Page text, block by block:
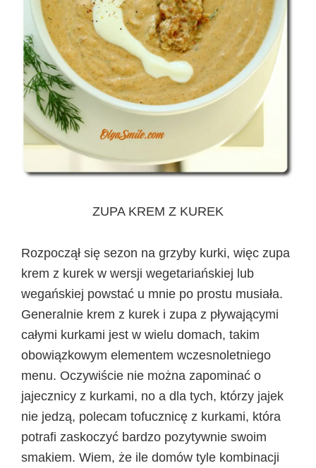
ZUPA KREM Z KUREK
Rozpoczął się sezon na grzyby kurki, więc zupa
krem z kurek w wersji wegetariańskiej lub
wegańskiej powstać u mnie po prostu musiała.
Generalnie krem z kurek i zupa z pływającymi
całymi kurkami jest w wielu domach, takim
obowiązkowym elementem wczesnoletniego
menu. Oczywiście nie można zapominać o
jajecznicy z kurkami, no a dla tych, którzy jajek
nie jedzą, polecam tofucznicę z kurkami, która
potrafi zaskoczyć bardzo pozytywnie swoim
smakiem. Wiem, że ile domów tyle kombinacji